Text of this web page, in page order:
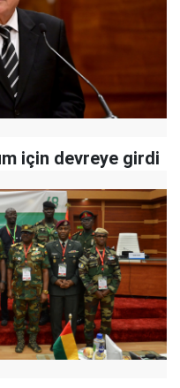
için devreye girdi